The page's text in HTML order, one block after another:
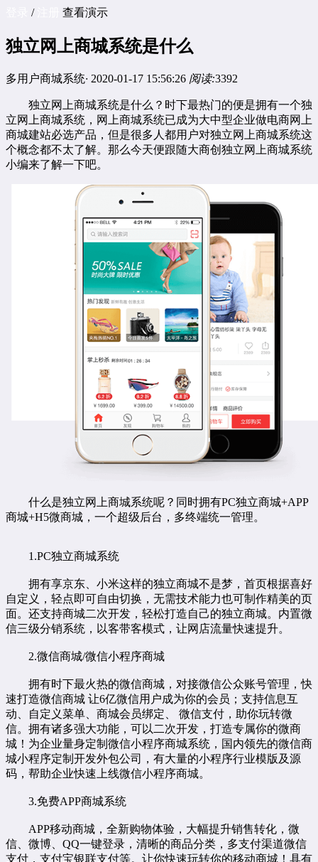
/注册 查看演示
独立网上商城系统是什么
多用户商城系统· 2020-01-17 15:56:26 阅读:3392
独立网上商城系统是什么？时下最热门的便是拥有一个独
立网上商城系统，网上商城系统已成为大中型企业做电商网上
商城建站必选产品，但是很多人都用户对独立网上商城系统这
个概念都不太了解。那么今天便跟随大商创独立网上商城系统
小编来了解一下吧。
什么是独立网上商城系统呢？同时拥有PC独立商城+APP
商城+H5微商城，一个超级后台，多终端统一管理。
1.PC独立商城系统
拥有享京东、小米这样的独立商城不是梦，首页根据喜好
自定义，轻点即可自由切换，无需技术能力也可制作精美的页
面。还支持商城二次开发，轻松打造自己的独立商城。内置微
信三级分销系统，以客带客模式，让网店流量快速提升。
2.微信商城/微信小程序商城
拥有时下最火热的微信商城，对接微信公众账号管理，快
速打造微信商城 让6亿微信用户成为你的会员；支持信息互
动、自定义菜单、商城会员绑定、 微信支付，助你玩转微
信。拥有诸多强大功能，可以二次开发，打造专属你的微商
城！为企业量身定制微信小程序商城系统 ，国内领先的微信商
城小程序定制开发外包公司，有大量的小程序行业模版及源
码，帮助企业快速上线微信小程序商城。
3.免费APP商城系统
APP移动商城，全新购物体验，大幅提升销售转化，微
信、微博、QQ一键登录，清晰的商品分类，多支付渠道微信
支付，支付宝银联支付等。让你快速玩转你的移动商城！具有